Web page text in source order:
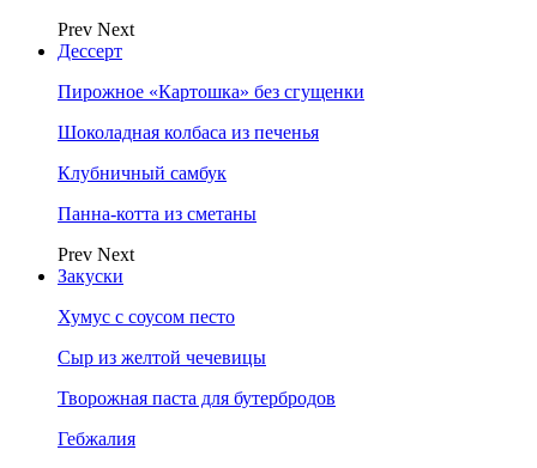
Prev Next
Дессерт
Пирожное «Картошка» без сгущенки
Шоколадная колбаса из печенья
Клубничный самбук
Панна-котта из сметаны
Prev Next
Закуски
Хумус с соусом песто
Сыр из желтой чечевицы
Творожная паста для бутербродов
Гебжалия